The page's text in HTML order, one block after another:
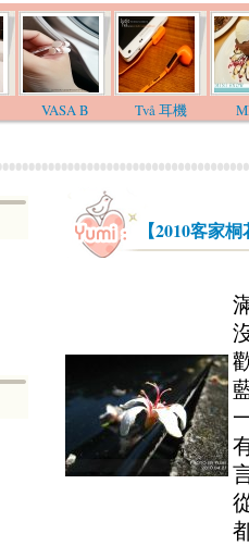
VASA B Två 耳機
【2010客家